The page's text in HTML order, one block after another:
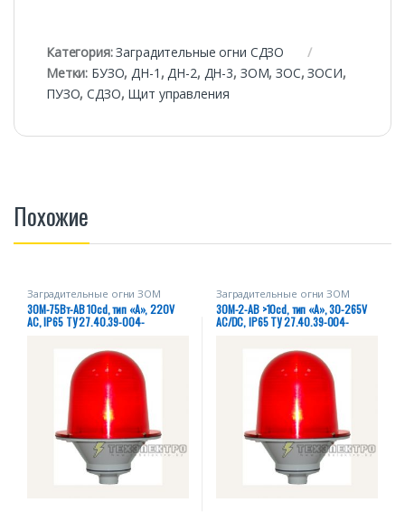
Категория:Заградительные огни СДЗО
Метки: БУЗО, ДН-1 , ДН-2, ДН-3, ЗОМ,ЗОС,ЗОСИ,
ПУЗО,СДЗО, Щит управления
Похожие
Заградительные огни ЗОМ
ЗОМ-75Вт-АВ 10cd, тип «А», 220V
AC, IP65 ТУ 27.40.39-004-
Заградительные огни ЗОМ
ЗОМ-2-АВ >10cd, тип «А», 30-265V
AC/DC, IP65 ТУ 27.40.39-004-